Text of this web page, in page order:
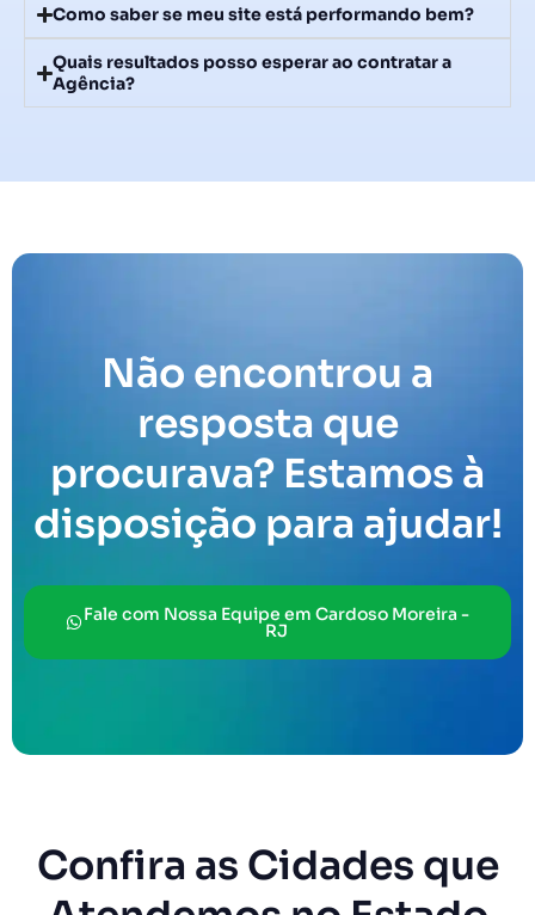
Como saber se meu site está performando bem?
Quais resultados posso esperar ao contratar a
Agência?
Não encontrou a
resposta que
procurava? Estamos à
disposição para ajudar!
Fale com Nossa Equipe em Cardoso Moreira -
RJ
Confira as Cidades que